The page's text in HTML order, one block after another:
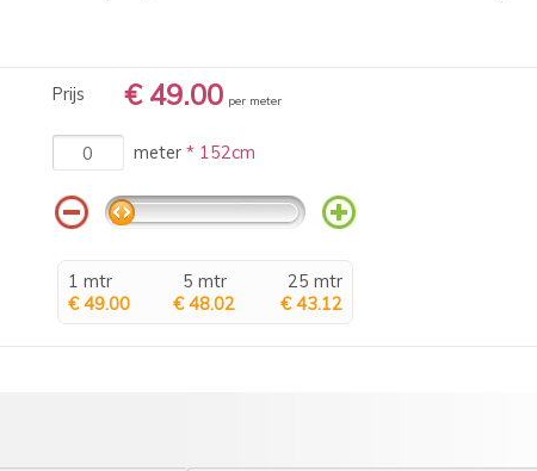
Prijs € 49.00 per meter
meter * 152cm
1 mtr
€ 49.00
5 mtr
€ 48.02
25 mtr
€ 43.12